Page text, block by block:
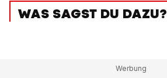
WAS SAGST DU DAZU?